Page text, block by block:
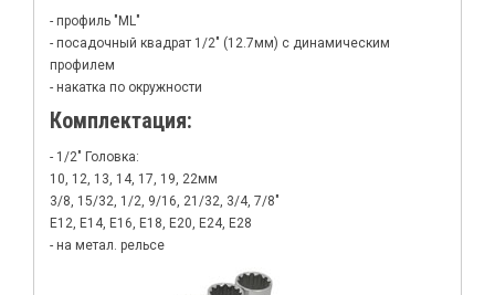
- профиль "ML"
- посадочный квадрат 1/2" (12.7мм) с динамическим
профилем
- накатка по окружности
Комплектация:
- 1/2" Головка:
10, 12, 13, 14, 17, 19, 22мм
3/8, 15/32, 1/2, 9/16, 21/32, 3/4, 7/8"
Е12, Е14, Е16, Е18, Е20, Е24, Е28
- на метал. рельсе